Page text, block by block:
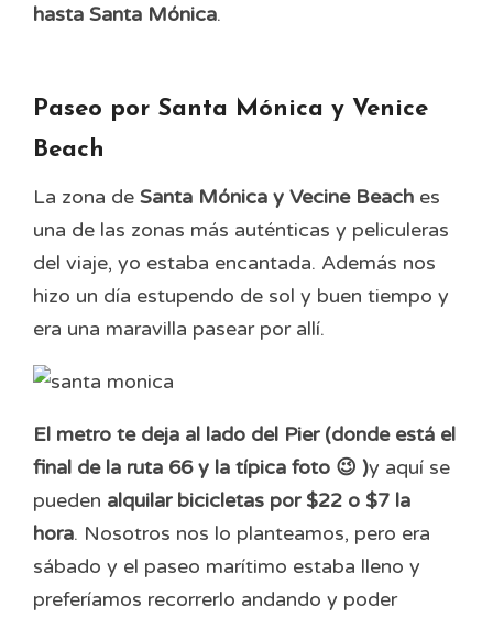
hasta Santa Mónica.
Paseo por Santa Mónica y Venice
Beach
La zona de Santa Mónica y Vecine Beach es
una de las zonas más auténticas y peliculeras
del viaje, yo estaba encantada. Además nos
hizo un día estupendo de sol y buen tiempo y
era una maravilla pasear por allí.
El metro te deja al lado del Pier (donde está el
final de la ruta 66 y la típica foto 😉 )y aquí se
pueden alquilar bicicletas por $22 o $7 la
hora. Nosotros nos lo planteamos, pero era
sábado y el paseo marítimo estaba lleno y
preferíamos recorrerlo andando y poder